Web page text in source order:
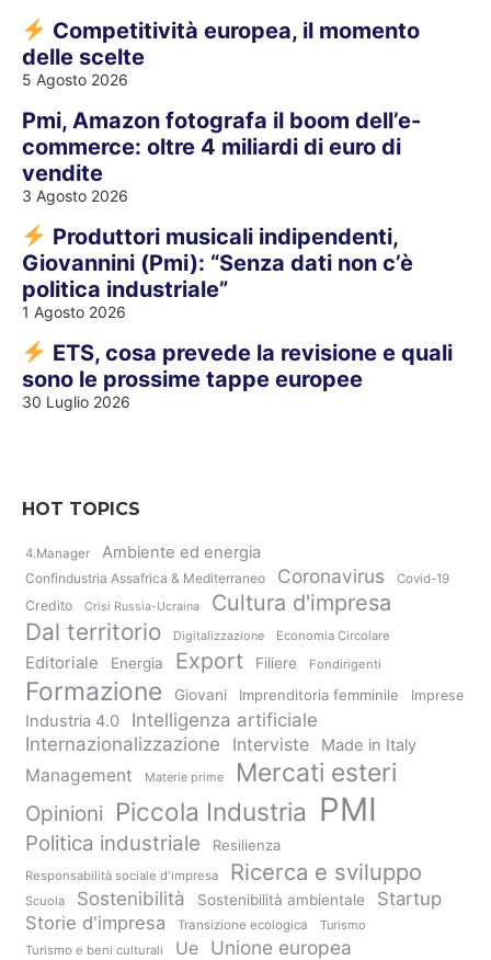
Competitività europea, il momento
delle scelte
5 Agosto 2026
Pmi, Amazon fotografa il boom dell’e-
commerce: oltre 4 miliardi di euro di
vendite
3 Agosto 2026
Produttori musicali indipendenti,
Giovannini (Pmi): “Senza dati non c’è
politica industriale”
1 Agosto 2026
ETS, cosa prevede la revisione e quali
sono le prossime tappe europee
30 Luglio 2026
HOT TOPICS
4.Manager Ambiente ed energia
Confindustria Assafrica & Mediterraneo Coronavirus Covid-19
Credito Crisi Russia-Ucraina Cultura d'impresa
Dal territorio Digitalizzazione Economia Circolare
Editoriale Energia Export Filiere Fondirigenti
Formazione Giovani Imprenditoria femminile Imprese
Industria 4.0
Intelligenza artificiale
Internazionalizzazione
Interviste Made in Italy
Management Materie prime Mercati esteri
Opinioni Piccola Industria PMI
Politica industriale Resilienza
Responsabilità sociale d'impresa Ricerca e sviluppo
Scuola Sostenibilità Sostenibilità ambientale
Startup
Storie d'impresa
Transizione ecologica
Turismo
Turismo e beni culturali
Ue Unione europea